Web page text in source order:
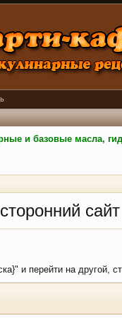
и базовые масла,
сайт
и перейти на